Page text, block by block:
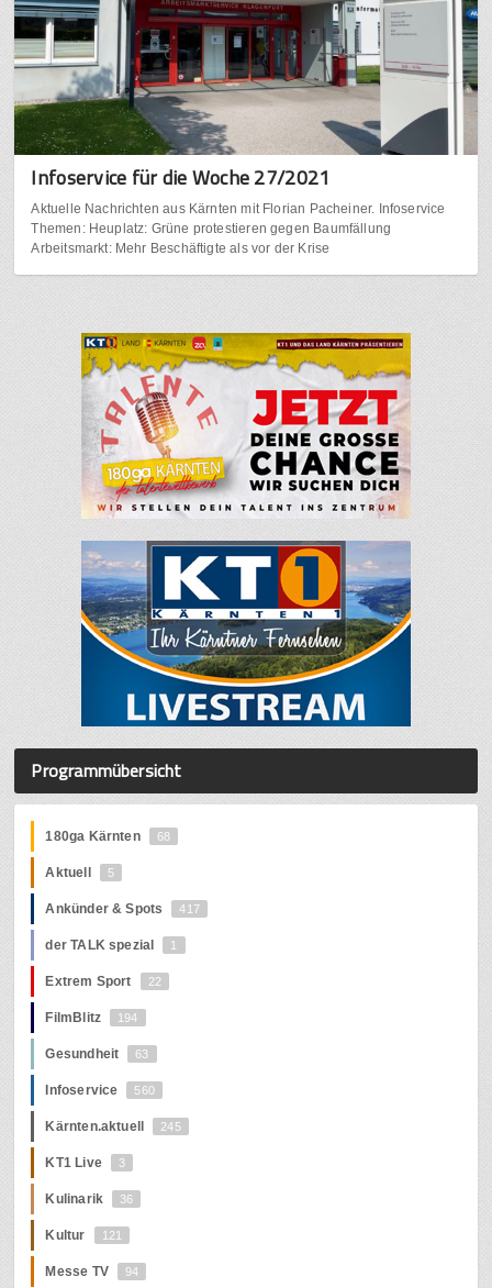
Infoservice für die Woche 27/2021
Aktuelle Nachrichten aus Kärnten mit Florian Pacheiner. Infoservice
Themen: Heuplatz: Grüne protestieren gegen Baumfällung
Arbeitsmarkt: Mehr Beschäftigte als vor der Krise
Programmübersicht
180ga Kärnten 68
Aktuell 5
Ankünder & Spots 417
der TALK spezial 1
Extrem Sport 22
FilmBlitz 194
Gesundheit 63
Infoservice 560
Kärnten.aktuell 245
KT1 Live 3
Kulinarik 36
Kultur 121
Messe TV 94